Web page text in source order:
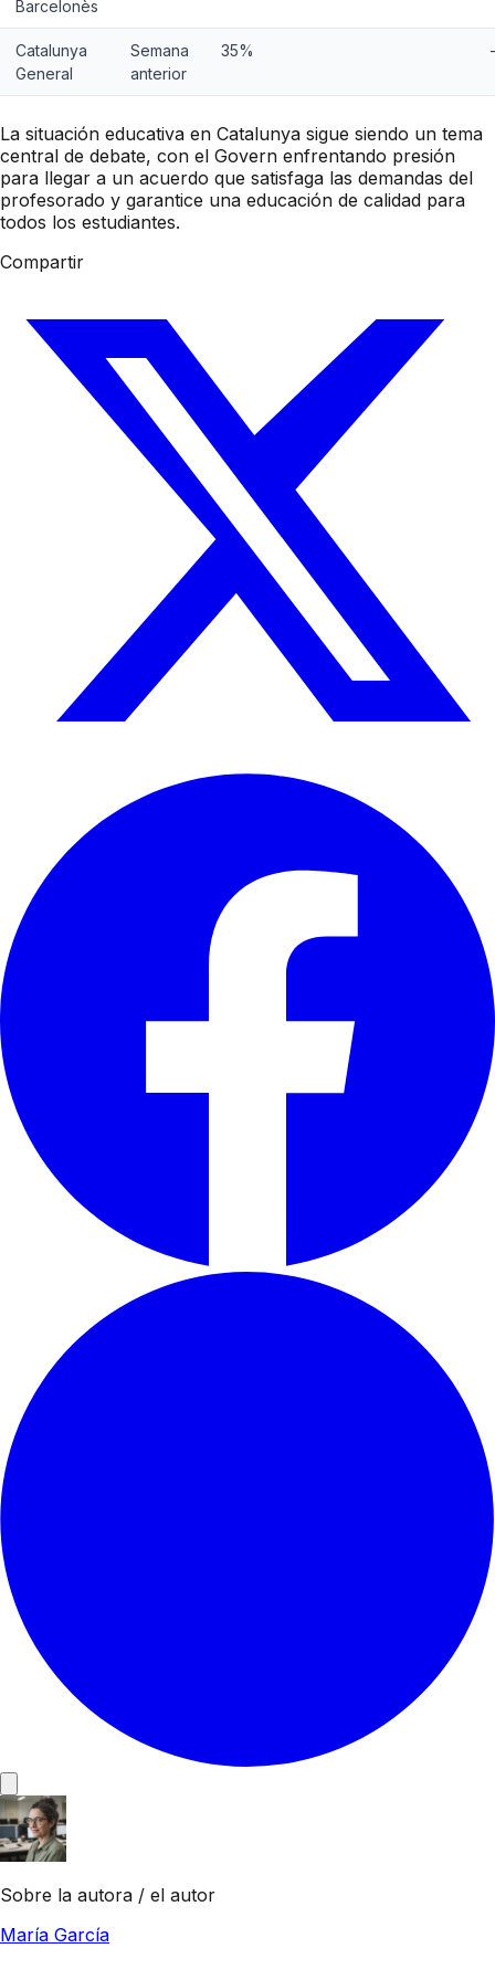
Barcelonès
Catalunya
General
Semana
anterior
35%
La situación educativa en Catalunya sigue siendo un tema
central de debate, con el Govern enfrentando presión
para llegar a un acuerdo que satisfaga las demandas del
profesorado y garantice una educación de calidad para
todos los estudiantes.
Compartir
Sobre la autora / el autor
María García